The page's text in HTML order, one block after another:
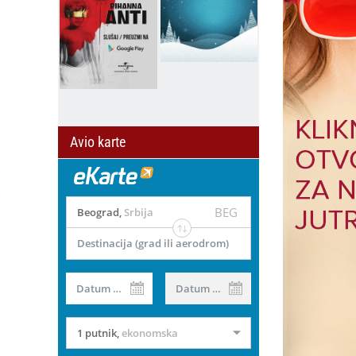
Avio karte
Beograd, Srbija BEG
Destinacija (grad ili aerodrom)
Datum od Datum do
1 putnik,ekonomska